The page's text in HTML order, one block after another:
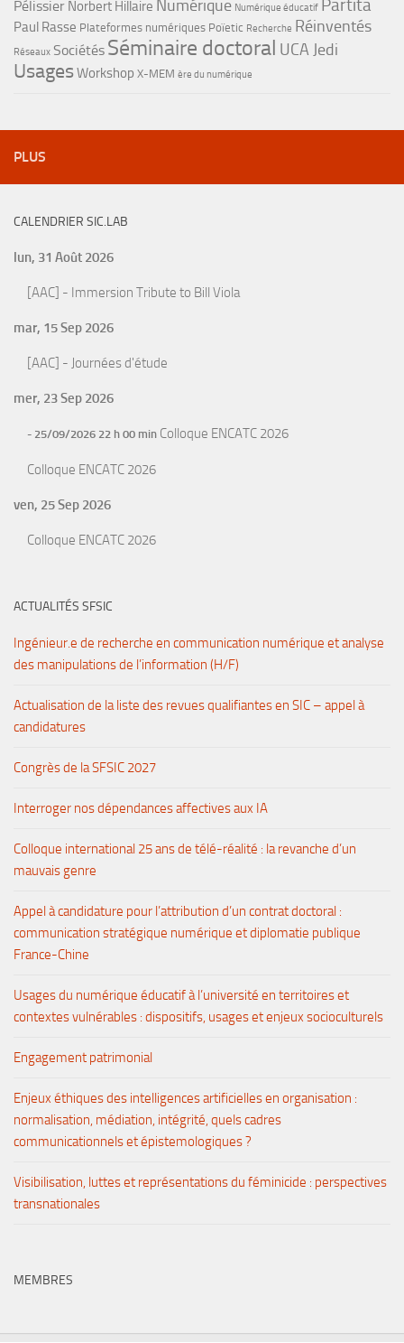
Pélissier Norbert Hillaire Numérique Numérique éducatif Partita
Paul Rasse Plateformes numériques Poïetic Recherche Réinventés
Réseaux Sociétés Séminaire doctoral UCA Jedi
UsagesWorkshop X-MEM ère du numérique
PLUS
CALENDRIER SIC.LAB
lun, 31 Août 2026
[AAC] - Immersion Tribute to Bill Viola
mar, 15 Sep 2026
[AAC] - Journées d'étude
mer, 23 Sep 2026
- 25/09/2026 22 h 00 min Colloque ENCATC 2026
Colloque ENCATC 2026
ven, 25 Sep 2026
Colloque ENCATC 2026
ACTUALITÉS SFSIC
Ingénieur.e de recherche en communication numérique et analyse
des manipulations de l’information (H/F)
Actualisation de la liste des revues qualifiantes en SIC – appel à
candidatures
Congrès de la SFSIC 2027
Interroger nos dépendances affectives aux IA
Colloque international 25 ans de télé-réalité : la revanche d’un
mauvais genre
Appel à candidature pour l’attribution d’un contrat doctoral :
communication stratégique numérique et diplomatie publique
France-Chine
Usages du numérique éducatif à l’université en territoires et
contextes vulnérables : dispositifs, usages et enjeux socioculturels
Engagement patrimonial
Enjeux éthiques des intelligences artificielles en organisation :
normalisation, médiation, intégrité, quels cadres
communicationnels et épistemologiques ?
Visibilisation, luttes et représentations du féminicide : perspectives
transnationales
MEMBRES